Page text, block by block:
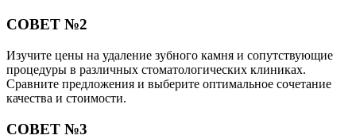
СОВЕТ №2
Изучите цены на удаление зубного камня и сопутствующие
процедуры в различных стоматологических клиниках.
Сравните предложения и выберите оптимальное сочетание
качества и стоимости.
СОВЕТ №3